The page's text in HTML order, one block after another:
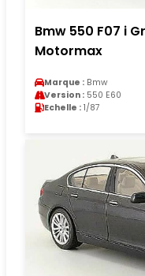
Bmw 550 F07 i
Motormax
Marque : Bmw
Version : 550 E60
Echelle : 1/87